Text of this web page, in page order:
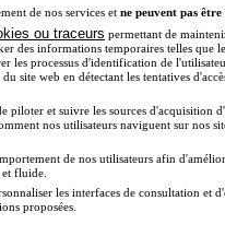
de nos services et ne peuvent pas être
ou traceurs permettant de
des informations temporaires telles que
les processus d'identification de
site web en détectant les tentatives
piloter et suivre les sources d'acquisition
nos utilisateurs naviguent sur nos
de nos utilisateurs afin
fluide.
les interfaces de consultation et
proposées.